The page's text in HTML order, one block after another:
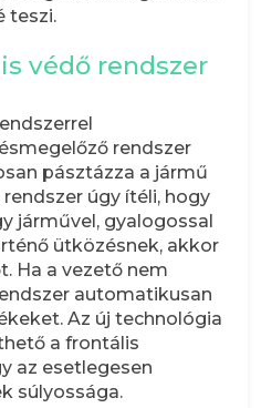
teszi.
védő rendszer
rendszer
pásztázza a jármű
úgy ítéli, hogy
járművel, gyalogossal
ütközésnek, akkor
Ha a vezető nem
automatikusan
Az új technológia
a frontális
az esetlegesen
súlyossága.